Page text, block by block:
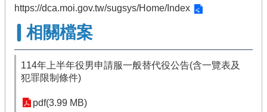
https://dca.moi.gov.tw/sugsys/Home/Index
相關檔案
114年上半年役男申請服一般替代役公告(含一覽表及
犯罪限制條件)
pdf(3.99 MB)